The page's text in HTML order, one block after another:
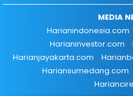
MEDIA
Harianindonesia.com
Harianinvestor.com
Harianjayakarta.com
Hariansumedang.com